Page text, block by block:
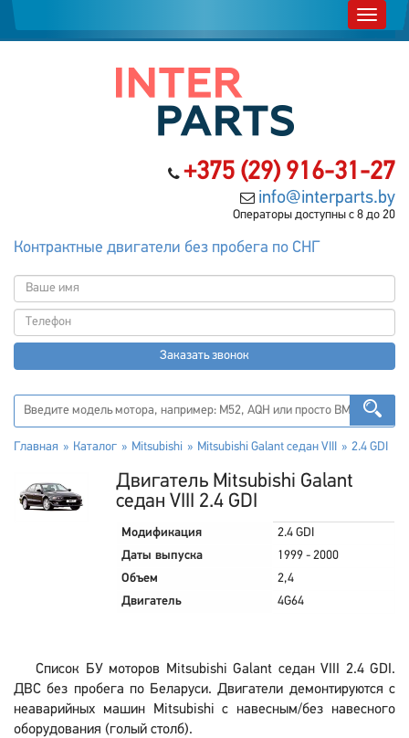
+375 (29) 916-31-27
info@interparts.by
Операторы доступны с 8 до 20
Контрактные двигатели без пробега по СНГ
Заказать звонок
Главная Каталог Mitsubishi Mitsubishi Galant седан VIII 2.4 GDI
Двигатель Mitsubishi Galant
седан VIII 2.4 GDI
Модификация
2.4 GDI
Даты выпуска
1999 - 2000
Объем
2,4
Двигатель
4G64
Список БУ моторов Mitsubishi Galant седан VIII 2.4 GDI.
ДВС без пробега по Беларуси. Двигатели демонтируются с
неаварийных машин Mitsubishi с навесным/без навесного
оборудования (голый столб).